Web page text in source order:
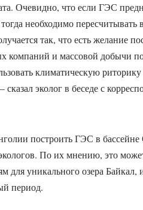
Очевидно, что если ГЭС
необходимо пересчитывать
так, что есть желание
компаний и массовой добычи
климатическую
эколог в беседе с
построить ГЭС в бассейне
По их мнению, это
для уникального озера Байкал,
период.